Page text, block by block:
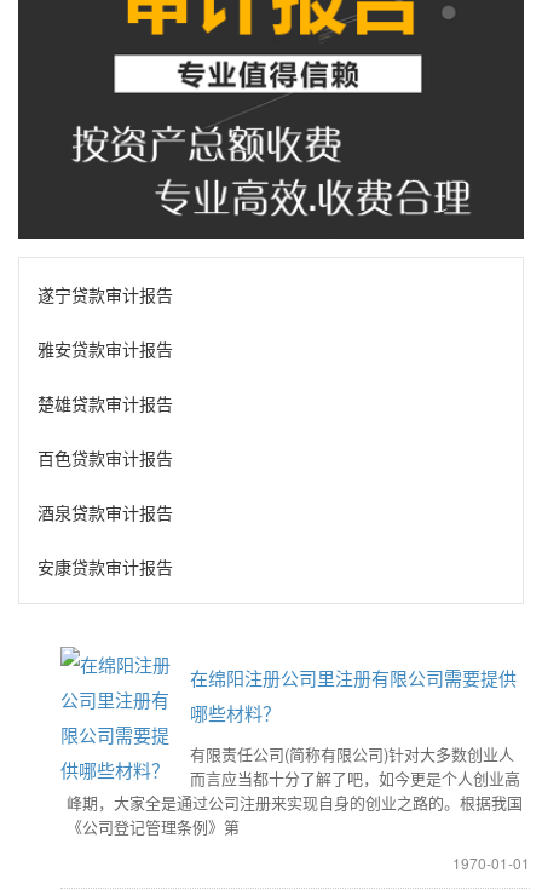
遂宁贷款审计报告
雅安贷款审计报告
楚雄贷款审计报告
百色贷款审计报告
酒泉贷款审计报告
安康贷款审计报告
在绵阳注册公司里注册有限公司需要提供
哪些材料？
有限责任公司(简称有限公司)针对大多数创业人
而言应当都十分了解了吧，如今更是个人创业高
峰期，大家全是通过公司注册来实现自身的创业之路的。根据我国
《公司登记管理条例》第
1970-01-01